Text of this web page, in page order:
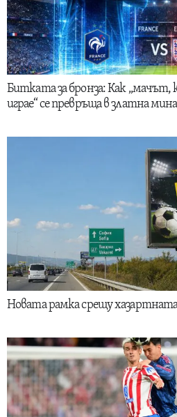
Битката за бронза: Как „мачът,
играе“ се превръща в златна мина
Новата рамка срещу